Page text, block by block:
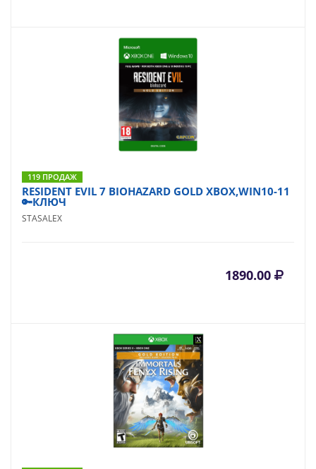
119 ПРОДАЖ
RESIDENT EVIL 7 BIOHAZARD GOLD XBOX,WIN10-11
🔑КЛЮЧ
STASALEX
1890.00